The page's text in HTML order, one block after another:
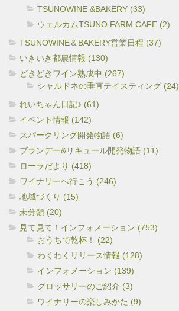
TSUNOWINE &BAKERY (33)
ウェルカムTSUNO FARM CAFE (2)
TSUNOWINE＆BAKERY営業日程 (37)
いきいき都農情報 (130)
どきどきワイン熟成中 (267)
シャルドネの垂直テイスティング (24)
れいちゃん日記♪ (61)
イベント情報 (142)
スパークリング開発物語 (6)
ブランデー&リキュール開発物語 (11)
ローラだより (418)
ワイナリーへ行こう (246)
地域づくり (15)
未分類 (20)
見て見て！インフォメーション (753)
おうちで乾杯！ (22)
わくわくリリース情報 (128)
インフォメーション (139)
グロッサリーのご紹介 (3)
ワイナリーの楽しみかた (9)